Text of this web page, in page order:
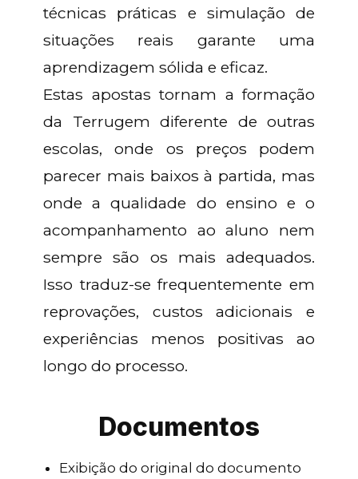
técnicas práticas e simulação de
situações reais garante uma
aprendizagem sólida e eficaz.
Estas apostas tornam a formação
da Terrugem diferente de outras
escolas, onde os preços podem
parecer mais baixos à partida, mas
onde a qualidade do ensino e o
acompanhamento ao aluno nem
sempre são os mais adequados.
Isso traduz-se frequentemente em
reprovações, custos adicionais e
experiências menos positivas ao
longo do processo.
Documentos
Exibição do original do documento